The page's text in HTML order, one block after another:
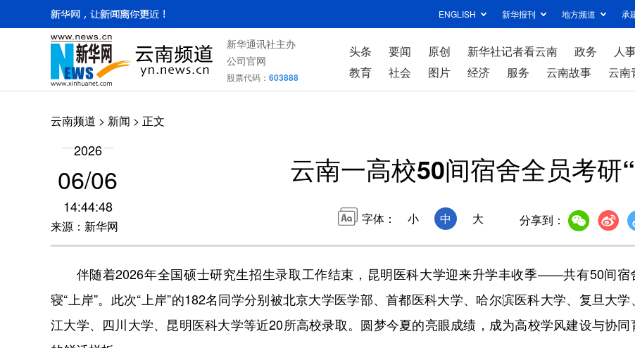
ENGLISH 新华报刊 地方频道 承
新华通讯社主办
公司官网
股票代码： 603888
头条 要闻 原创 新华社记者看云南 政务 人
教育
社会 图片 经济 服务 云南故事 云南
云南频道 > 新闻 > 正文
2026
06/06
14:44:48
来源：新华网
云南一高校50间宿舍全员考研
字体： 小 中 大 分享到：
伴随着2026年全国硕士研究生招生录取工作结束，昆明医科大学迎来升学丰收季——共有50间宿
寝“上岸”。此次“上岸”的182名同学分别被北京大学医学部、首都医科大学、哈尔滨医科大学、复旦大学
江大学、四川大学、昆明医科大学等近20所高校录取。圆梦今夏的亮眼成绩，成为高校学风建设与协同